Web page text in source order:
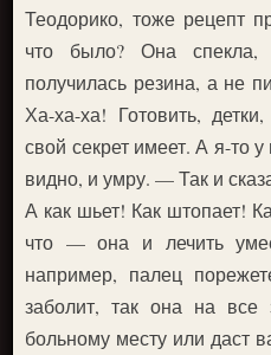
Теодорико, тоже рецепт
что было? Она
получилась резина, а не
Ха-ха-ха! Готовить,
свой секрет имеет. А я-то
видно, и умру. — Так и
А как шьет! Как штопает!
что — она и лечить
например, палец
заболит, так она на все
больному месту или даст